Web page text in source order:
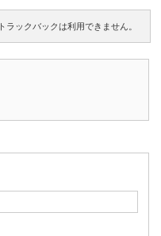
トラックバックは利用できません。